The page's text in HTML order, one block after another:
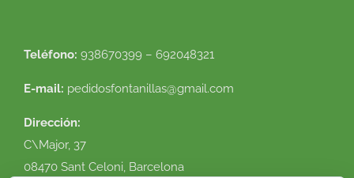
Teléfono: 938670399 – 692048321
E-mail: pedidosfontanillas@gmail.com
Dirección:
C\Major, 37
08470 Sant Celoni, Barcelona